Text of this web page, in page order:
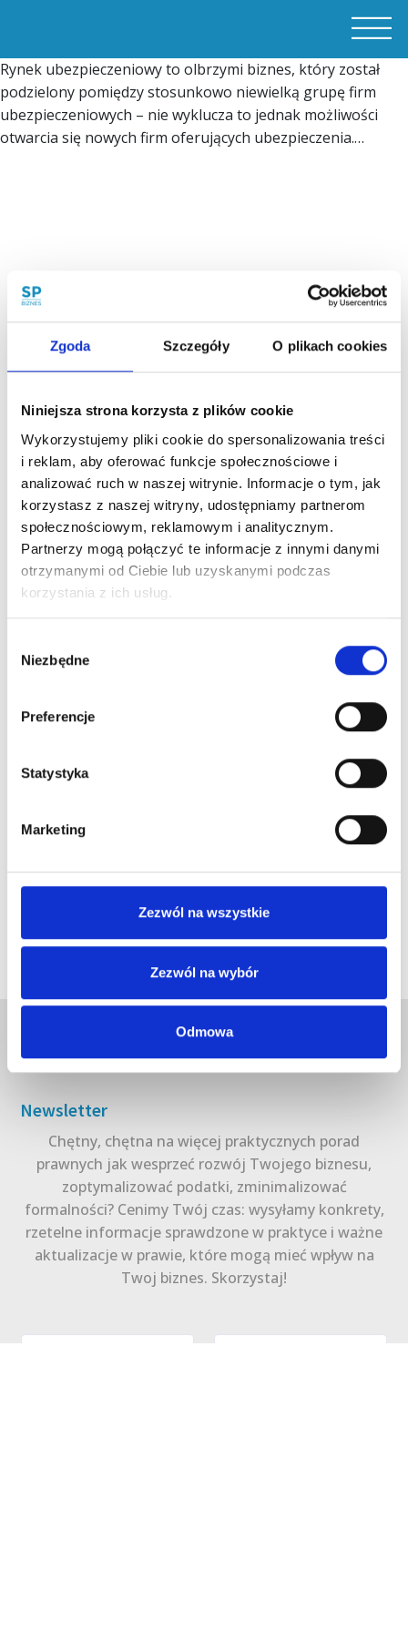
Zgoda Szczegóły O plikach cookies
Niniejsza strona korzysta z plików cookie
Wykorzystujemy pliki cookie do spersonalizowania treści
i reklam, aby oferować funkcje społecznościowe i
analizować ruch w naszej witrynie. Informacje o tym, jak
korzystasz z naszej witryny, udostępniamy partnerom
społecznościowym, reklamowym i analitycznym.
Partnerzy mogą połączyć te informacje z innymi danymi
otrzymanymi od Ciebie lub uzyskanymi podczas
korzystania z ich usług.
zgody
Niezbędne
Preferencje
Statystyka
Marketing
Zezwól na wszystkie
Zezwól na wybór
Odmowa
Rynek ubezpieczeniowy to olbrzymi biznes, który został
podzielony pomiędzy stosunkowo niewielką grupę firm
ubezpieczeniowych – nie wyklucza to jednak możliwości
otwarcia się nowych firm oferujących ubezpieczenia.…
Newsletter
Chętny, chętna na więcej praktycznych porad
prawnych jak wesprzeć rozwój Twojego biznesu,
zoptymalizować podatki, zminimalizować
formalności? Cenimy Twój czas: wysyłamy konkrety,
rzetelne informacje sprawdzone w praktyce i ważne
aktualizacje w prawie, które mogą mieć wpływ na
Twoj biznes. Skorzystaj!